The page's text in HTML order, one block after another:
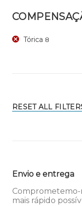
Tórica 8
RESET ALL
Envio e entrega
Comprometemo-
mais rápido